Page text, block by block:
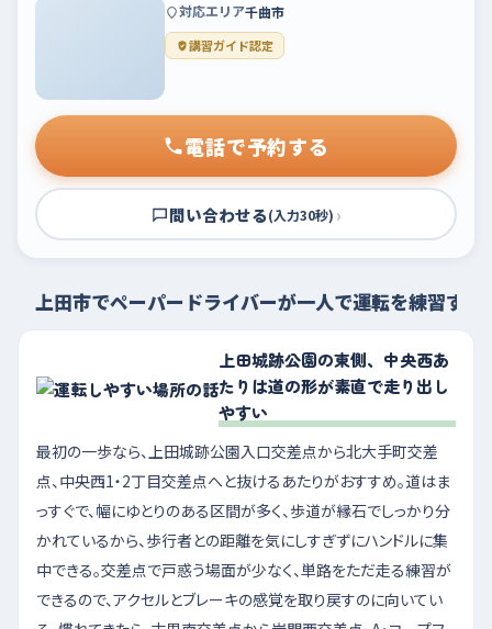
対応エリア千曲市
講習ガイド認定
電話で予約する
問い合わせる(入力30秒) ›
上田市でペーパードライバーが一人で運転を練習する
上田城跡公園の東側、中央西あ
たりは道の形が素直で走り出し
やすい
最初の一歩なら、上田城跡公園入口交差点から北大手町交差
点、中央西1・2丁目交差点へと抜けるあたりがおすすめ。道はま
っすぐで、幅にゆとりのある区間が多く、歩道が縁石でしっかり分
かれているから、歩行者との距離を気にしすぎずにハンドルに集
中できる。交差点で戸惑う場面が少なく、単路をただ走る練習が
できるので、アクセルとブレーキの感覚を取り戻すのに向いてい